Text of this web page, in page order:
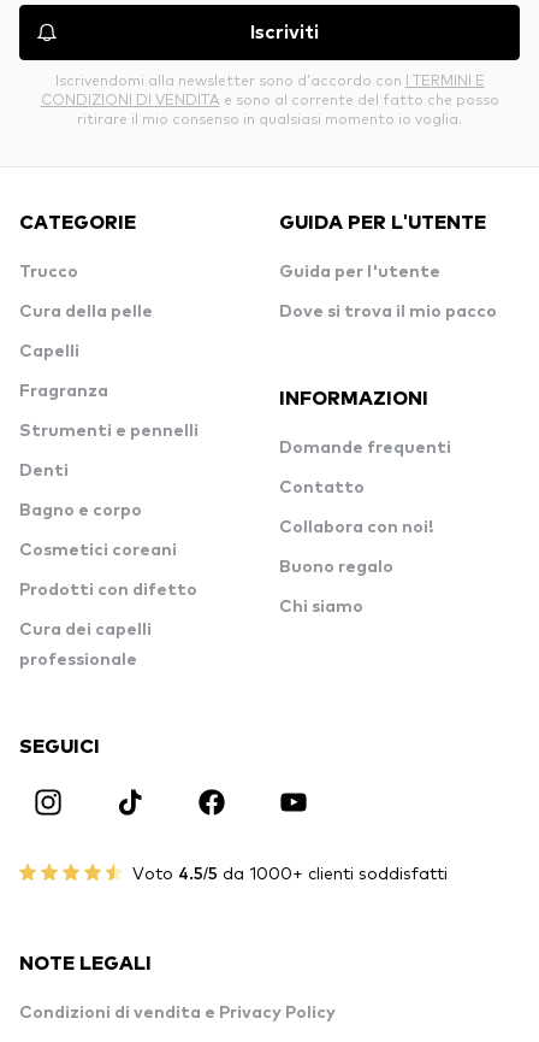
Iscriviti
Iscrivendomi alla newsletter sono d’accordo con I TERMINI E
CONDIZIONI DI VENDITA e sono al corrente del fatto che posso
ritirare il mio consenso in qualsiasi momento io voglia.
CATEGORIE
Trucco
Cura della pelle
Capelli
Fragranza
Strumenti e pennelli
Denti
Bagno e corpo
Cosmetici coreani
Prodotti con difetto
Cura dei capelli
professionale
GUIDA PER L'UTENTE
Guida per l'utente
Dove si trova il mio pacco
INFORMAZIONI
Domande frequenti
Contatto
Collabora con noi!
Buono regalo
Chi siamo
SEGUICI
Voto 4.5/5 da 1000+ clienti soddisfatti
NOTE LEGALI
Condizioni di vendita e Privacy Policy